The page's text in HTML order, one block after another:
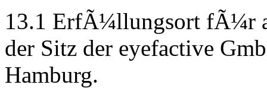
13.1 ErfÃ¼llungsort fÃ¼r
der Sitz der eyefactive
Hamburg.